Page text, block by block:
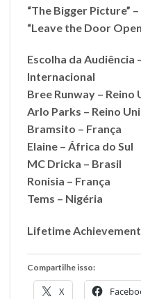
“The Bigger Picture”
“Leave the Door
Escolha da Audiência
Internacional
Bree Runway – Reino
Arlo Parks – Reino
Bramsito – França
Elaine – África do Sul
MC Dricka – Brasil
Ronisia – França
Tems – Nigéria
Lifetime
Compartilhe isso:
X